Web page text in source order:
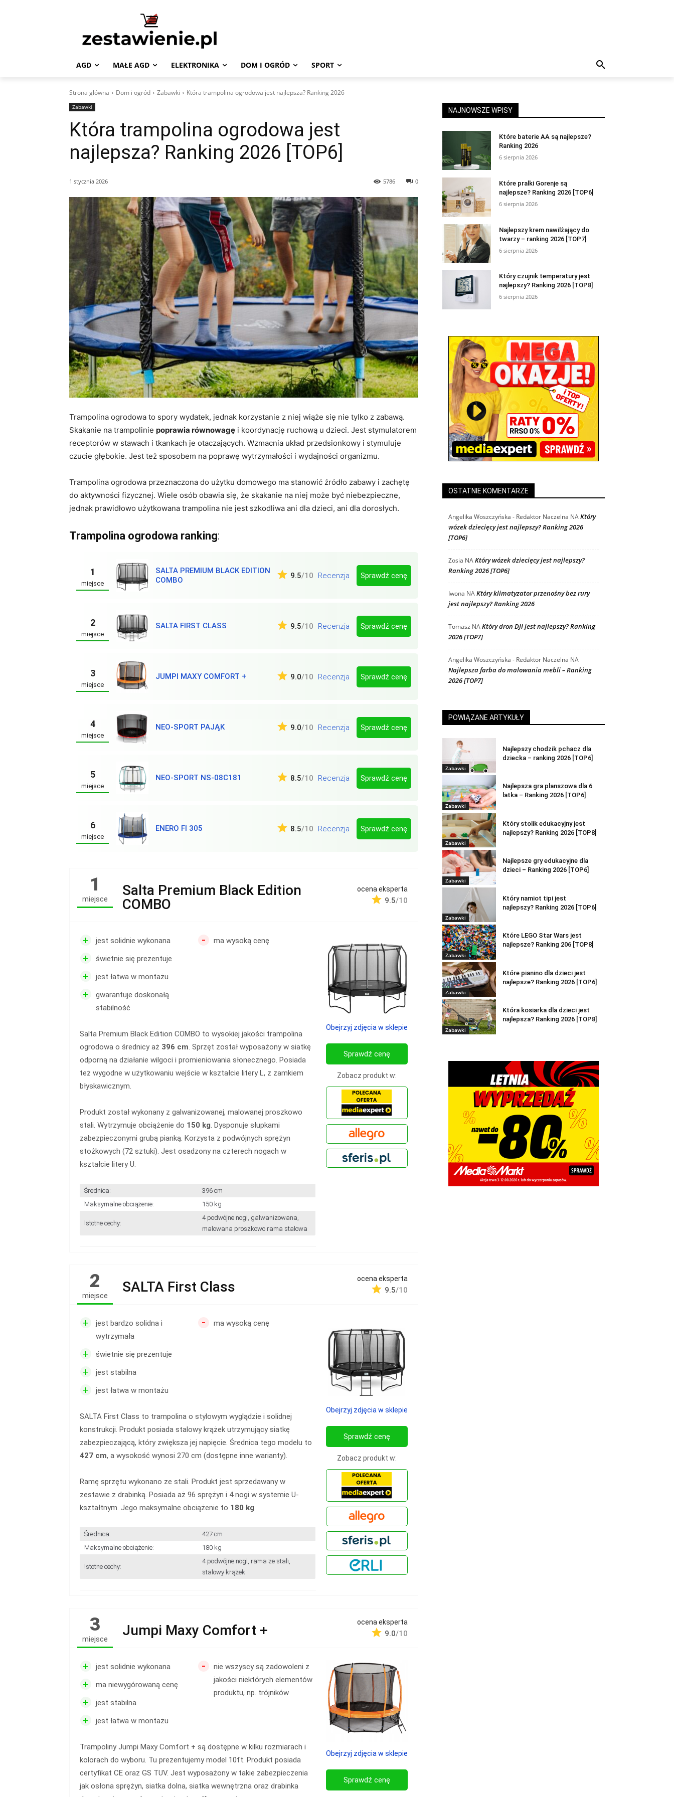
AGD MAŁE AGD ELEKTRONIKA DOM I OGRÓD SPORT
Strona główna Dom i ogród Zabawki Która trampolina ogrodowa jest najlepsza? Ranking 2026
Zabawki
Która trampolina ogrodowa jest
najlepsza? Ranking 2026 [TOP6]
1 stycznia 2026 0
5786
Trampolina ogrodowa to spory wydatek, jednak korzystanie z niej wiąże się nie tylko z zabawą.
Skakanie na trampolinie poprawia równowagę i koordynację ruchową u dzieci. Jest stymulatorem
receptorów w stawach i tkankach je otaczających. Wzmacnia układ przedsionkowy i stymuluje
czucie głębokie. Jest też sposobem na poprawę wytrzymałości i wydajności organizmu.
Trampolina ogrodowa przeznaczona do użytku domowego ma stanowić źródło zabawy i zachętę
do aktywności fizycznej. Wiele osób obawia się, że skakanie na niej może być niebezpieczne,
jednak prawidłowo użytkowana trampolina nie jest szkodliwa ani dla dzieci, ani dla dorosłych.
Trampolina ogrodowa ranking:
1
miejsce
SALTA PREMIUM BLACK EDITION
COMBO
9.5/10 Recenzja Sprawdź cenę
2
miejsce
SALTA FIRST CLASS 9.5/10 Recenzja Sprawdź cenę
3
miejsce
JUMPI MAXY COMFORT + 9.0/10 Recenzja Sprawdź cenę
4
miejsce
NEO-SPORT PAJĄK 9.0/10 Recenzja Sprawdź cenę
5
miejsce
NEO-SPORT NS-08C181 8.5/10 Recenzja Sprawdź cenę
6
miejsce
ENERO FI 305 8.5/10 Recenzja Sprawdź cenę
1
miejsce
Salta Premium Black Edition
COMBO
ocena eksperta
9.5/10
+ jest solidnie wykonana
+ świetnie się prezentuje
+ jest łatwa w montażu
+
gwarantuje doskonałą
stabilność
- ma wysoką cenę
Salta Premium Black Edition COMBO to wysokiej jakości trampolina
ogrodowa o średnicy aż 396 cm. Sprzęt został wyposażony w siatkę
odporną na działanie wilgoci i promieniowania słonecznego. Posiada
też wygodne w użytkowaniu wejście w kształcie litery L, z zamkiem
błyskawicznym.
Produkt został wykonany z galwanizowanej, malowanej proszkowo
stali. Wytrzymuje obciążenie do 150 kg. Dysponuje słupkami
zabezpieczonymi grubą pianką. Korzysta z podwójnych sprężyn
stożkowych (72 sztuki). Jest osadzony na czterech nogach w
kształcie litery U.
Średnica:
396 cm
Maksymalne obciążenie:
150 kg
Istotne cechy:
4 podwójne nogi, galwanizowana,
malowana proszkowo rama stalowa
Obejrzyj zdjęcia w sklepie
Sprawdź cenę
Zobacz produkt w:
2
miejsce
SALTA First Class ocena eksperta
9.5/10
+
jest bardzo solidna i
wytrzymała
+ świetnie się prezentuje
+ jest stabilna
+ jest łatwa w montażu
- ma wysoką cenę
SALTA First Class to trampolina o stylowym wyglądzie i solidnej
konstrukcji. Produkt posiada stalowy krążek utrzymujący siatkę
zabezpieczającą, który zwiększa jej napięcie. Średnica tego modelu to
427 cm, a wysokość wynosi 270 cm (dostępne inne warianty).
Ramę sprzętu wykonano ze stali. Produkt jest sprzedawany w
zestawie z drabinką. Posiada aż 96 sprężyn i 4 nogi w systemie U-
kształtnym. Jego maksymalne obciążenie to 180 kg.
Średnica:
427 cm
Maksymalne obciążenie:
180 kg
Istotne cechy:
4 podwójne nogi, rama ze stali,
stalowy krążek
Obejrzyj zdjęcia w sklepie
Sprawdź cenę
Zobacz produkt w:
3
miejsce
Jumpi Maxy Comfort + ocena eksperta
9.0/10
+ jest solidnie wykonana
+ ma niewygórowaną cenę
+ jest stabilna
+ jest łatwa w montażu
-
nie wszyscy są zadowoleni z
jakości niektórych elementów
produktu, np. trójników
Trampoliny Jumpi Maxy Comfort + są dostępne w kilku rozmiarach i
kolorach do wyboru. Tu prezentujemy model 10ft. Produkt posiada
certyfikat CE oraz GS TUV. Jest wyposażony w takie zabezpieczenia
jak osłona sprężyn, siatka dolna, siatka wewnętrzna oraz drabinka
Obejrzyj zdjęcia w sklepie
Sprawdź cenę
NAJNOWSZE WPISY
Które baterie AA są najlepsze?
Ranking 2026
6 sierpnia 2026
Które pralki Gorenje są
najlepsze? Ranking 2026 [TOP6]
6 sierpnia 2026
Najlepszy krem nawilżający do
twarzy – ranking 2026 [TOP7]
6 sierpnia 2026
Który czujnik temperatury jest
najlepszy? Ranking 2026 [TOP8]
6 sierpnia 2026
OSTATNIE KOMENTARZE
Angelika Woszczyńska - Redaktor Naczelna NAKtóry
wózek dziecięcy jest najlepszy? Ranking 2026
[TOP6]
Zosia NAKtóry wózek dziecięcy jest najlepszy?
Ranking 2026 [TOP6]
Iwona NAKtóry klimatyzator przenośny bez rury
jest najlepszy? Ranking 2026
Tomasz NAKtóry dron DJI jest najlepszy? Ranking
2026 [TOP7]
Angelika Woszczyńska - Redaktor Naczelna NA
Najlepsza farba do malowania mebli – Ranking
2026 [TOP7]
POWIĄZANE ARTYKUŁY
Zabawki
Najlepszy chodzik pchacz dla
dziecka – ranking 2026 [TOP6]
Zabawki
Najlepsza gra planszowa dla 6
latka – Ranking 2026 [TOP6]
Zabawki
Który stolik edukacyjny jest
najlepszy? Ranking 2026 [TOP8]
Zabawki
Najlepsze gry edukacyjne dla
dzieci – Ranking 2026 [TOP6]
Zabawki
Który namiot tipi jest
najlepszy? Ranking 2026 [TOP6]
Zabawki
Które LEGO Star Wars jest
najlepsze? Ranking 206 [TOP8]
Zabawki
Które pianino dla dzieci jest
najlepsze? Ranking 2026 [TOP6]
Zabawki
Która kosiarka dla dzieci jest
najlepsza? Ranking 2026 [TOP8]